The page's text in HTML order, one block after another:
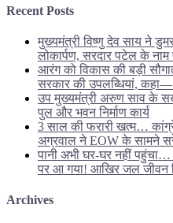
Recent Posts
मुख्यमंत्री विष्णु देव साय ने
लोकार्पण, सरदार पटेल के नाम
आरंग को विकास की बड़ी
सरकार की उपलब्धियां,
उप मुख्यमंत्री अरुण साव के
पुल और भवन निर्माण कार्य
3 साल की फरारी खत्म…
अग्रवाल ने EOW के सामने
पानी अभी घर-घर नहीं
पर आ गया! आखिर जल जीवन
Archives